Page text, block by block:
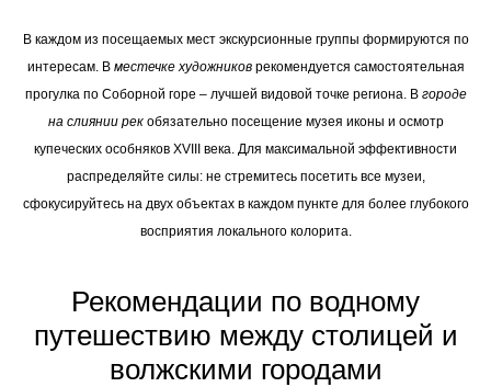
В каждом из посещаемых мест экскурсионные группы формируются по
интересам. В местечке художниковрекомендуется самостоятельная
прогулка по Соборной горе – лучшей видовой точке региона. В городе
на слиянии рекобязательно посещение музея иконы и осмотр
купеческих особняков XVIII века. Для максимальной эффективности
распределяйте силы: не стремитесь посетить все музеи,
сфокусируйтесь на двух объектах в каждом пункте для более глубокого
восприятия локального колорита.
Рекомендации по водному
путешествию между столицей и
волжскими городами